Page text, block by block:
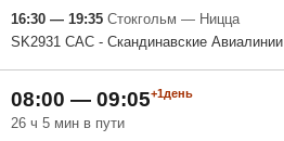
16:30 — 19:35 Стокгольм — Ницца
SK2931 САС - Скандинавские Авиалинии
08:00 — 09:05+1день
26 ч 5 мин в пути